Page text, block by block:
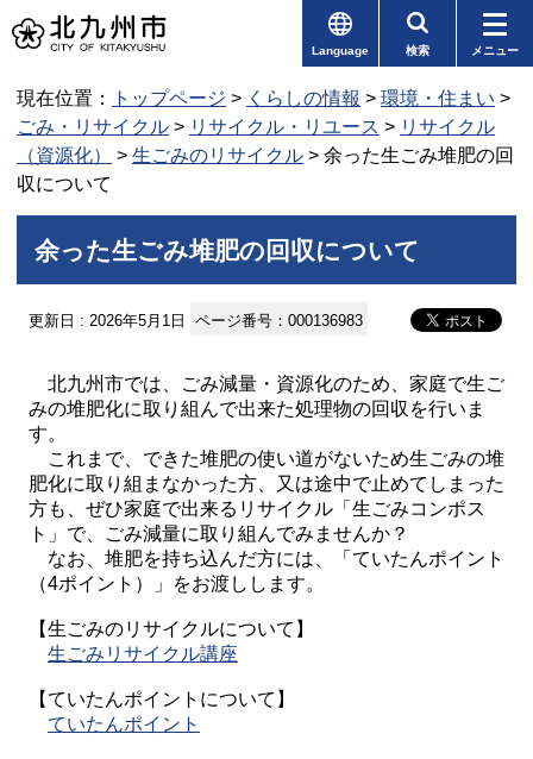
Language 検索 メニュー
現在位置： トップページ > くらしの情報 > 環境・住まい >
ごみ・リサイクル > リサイクル・リユース > リサイクル
（資源化）
> 生ごみのリサイクル > 余った生ごみ堆肥の回
収について
余った生ごみ堆肥の回収について
更新日 : 2026年5月1日 ページ番号：000136983
北九州市では、ごみ減量・資源化のため、家庭で生ご
みの堆肥化に取り組んで出来た処理物の回収を行いま
す。
これまで、できた堆肥の使い道がないため生ごみの堆
肥化に取り組まなかった方、又は途中で止めてしまった
方も、ぜひ家庭で出来るリサイクル「生ごみコンポス
ト」で、ごみ減量に取り組んでみませんか？
なお、堆肥を持ち込んだ方には、「ていたんポイント
（4ポイント）」をお渡しします。
【生ごみのリサイクルについて】
生ごみリサイクル講座
【ていたんポイントについて】
ていたんポイント